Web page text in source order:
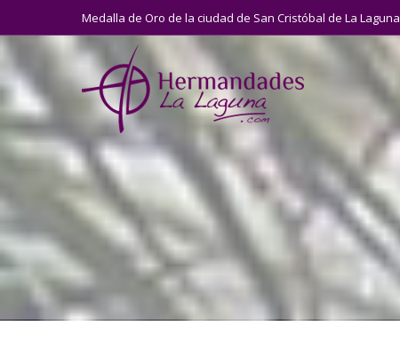
Medalla de Oro de la ciudad de San Cristóbal de La Laguna